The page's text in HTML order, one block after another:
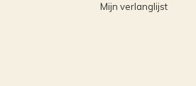
Mijn verlanglijst